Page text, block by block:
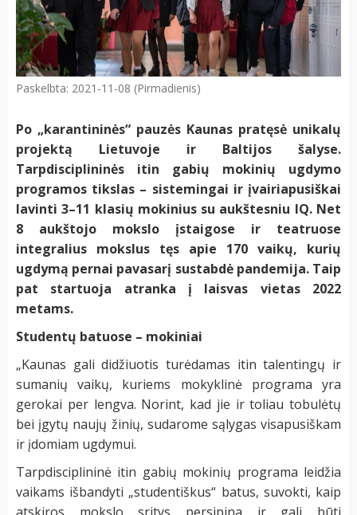
Paskelbta: 2021-11-08 (Pirmadienis)
Po „karantininės“ pauzės Kaunas pratęsė unikalų
projektą Lietuvoje ir Baltijos šalyse.
Tarpdisciplininės itin gabių mokinių ugdymo
programos tikslas – sistemingai ir įvairiapusiškai
lavinti 3–11 klasių mokinius su aukštesniu IQ. Net
8 aukštojo mokslo įstaigose ir teatruose
integralius mokslus tęs apie 170 vaikų, kurių
ugdymą pernai pavasarį sustabdė pandemija. Taip
pat startuoja atranka į laisvas vietas 2022
metams.
Studentų batuose – mokiniai
„Kaunas gali didžiuotis turėdamas itin talentingų ir
sumanių vaikų, kuriems mokyklinė programa yra
gerokai per lengva. Norint, kad jie ir toliau tobulėtų
bei įgytų naujų žinių, sudarome sąlygas visapusiškam
ir įdomiam ugdymui.
Tarpdisciplininė itin gabių mokinių programa leidžia
vaikams išbandyti „studentiškus“ batus, suvokti, kaip